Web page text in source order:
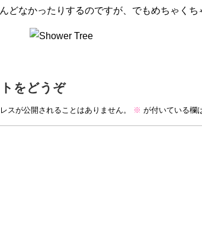
どなかったりするのですが、でもめちゃくち
をどうぞ
スが公開されることはありません。 ※ が付いている欄